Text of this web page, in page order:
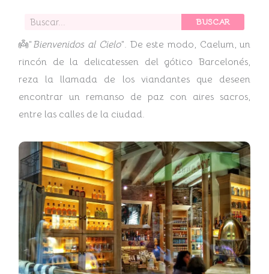
Buscar BUSCAR
👼“ Bienvenidos al Cielo”. De este modo, Caelum, un
rincón de la delicatessen del gótico Barcelonés,
reza la llamada de los viandantes que deseen
encontrar un remanso de paz con aires sacros,
entre las calles de la ciudad.